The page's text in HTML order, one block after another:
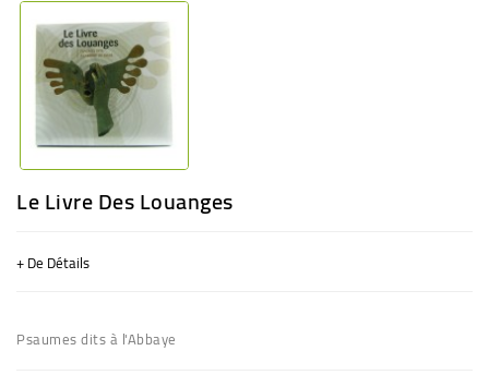
Le Livre Des Louanges
+ De Détails
Psaumes dits à l'Abbaye